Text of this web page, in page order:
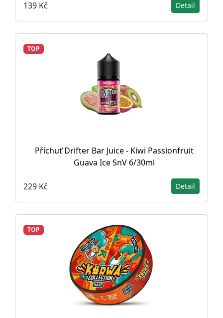
139 Kč Detail
TOP
Příchuť Drifter Bar Juice - Kiwi Passionfruit
Guava Ice SnV 6/30ml
229 Kč Detail
TOP